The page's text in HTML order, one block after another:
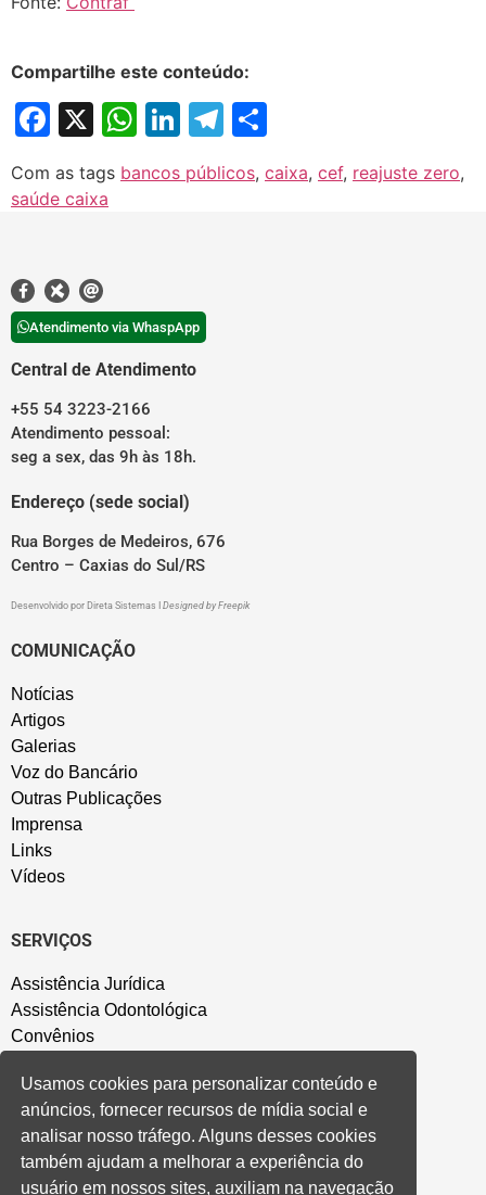
Compartilhe este conteúdo:
Facebook
X WhatsApp
LinkedIn
Telegram
Com as tags bancos públicos, caixa, cef, reajuste zero,
saúde caixa
Atendimento via WhaspApp
Central de Atendimento
+55 54 3223-2166
Atendimento pessoal:
seg a sex, das 9h às 18h.
Endereço (sede social)
Rua Borges de Medeiros, 676
Centro – Caxias do Sul/RS
Desenvolvido por Direta Sistemas Designed by Freepik
COMUNICAÇÃO
Notícias
Artigos
Galerias
Voz do Bancário
Outras Publicações
Imprensa
Links
Vídeos
SERVIÇOS
Assistência Jurídica
Assistência Odontológica
Convênios
Salão de Festa
Política de Privacidade
CONVENÇÃO COLETIVA E ACORDOS
Usamos cookies para personalizar conteúdo e
anúncios, fornecer recursos de mídia social e
analisar nosso tráfego. Alguns desses cookies
também ajudam a melhorar a experiência do
usuário em nossos sites, auxiliam na navegação